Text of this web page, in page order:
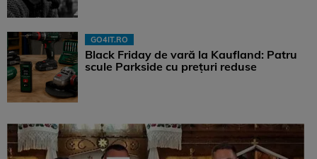
GO4IT.RO
Black Friday de vară la Kaufland: Patru
scule Parkside cu prețuri reduse